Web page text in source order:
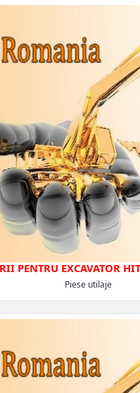
PENTRU EXCAVATOR
Piese utilaje